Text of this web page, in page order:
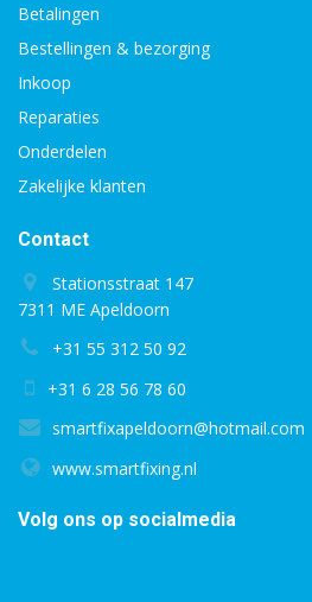
Betalingen
Bestellingen & bezorging
Inkoop
Reparaties
Onderdelen
Zakelijke klanten
Contact
Stationsstraat 147
7311 ME Apeldoorn
+31 55 312 50 92
+31 6 28 56 78 60
smartfixapeldoorn@hotmail.com
www.smartfixing.nl
Volg ons op socialmedia